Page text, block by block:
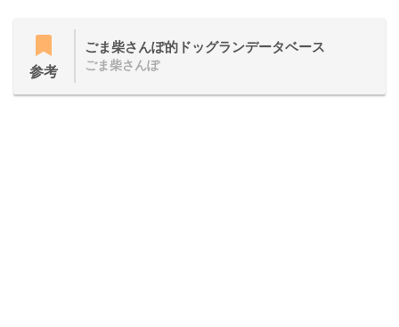
参考
ごま柴さんぽ的ドッグランデータベース
ごま柴さんぽ